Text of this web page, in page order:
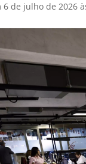
de julho de 2026